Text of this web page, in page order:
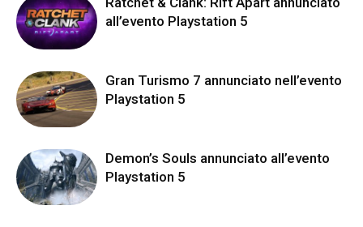
all’evento Playstation 5
Gran Turismo 7 annunciato nell’evento
Playstation 5
Demon’s Souls annunciato all’evento
Playstation 5